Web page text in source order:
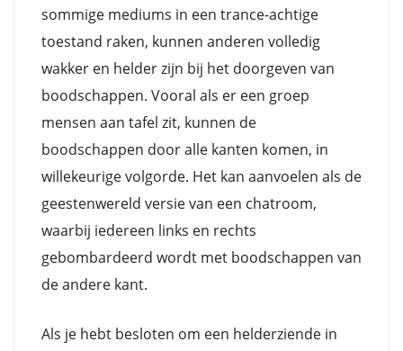
sommige mediums in een trance-achtige
toestand raken, kunnen anderen volledig
wakker en helder zijn bij het doorgeven van
boodschappen. Vooral als er een groep
mensen aan tafel zit, kunnen de
boodschappen door alle kanten komen, in
willekeurige volgorde. Het kan aanvoelen als de
geestenwereld versie van een chatroom,
waarbij iedereen links en rechts
gebombardeerd wordt met boodschappen van
de andere kant.
Als je hebt besloten om een helderziende in